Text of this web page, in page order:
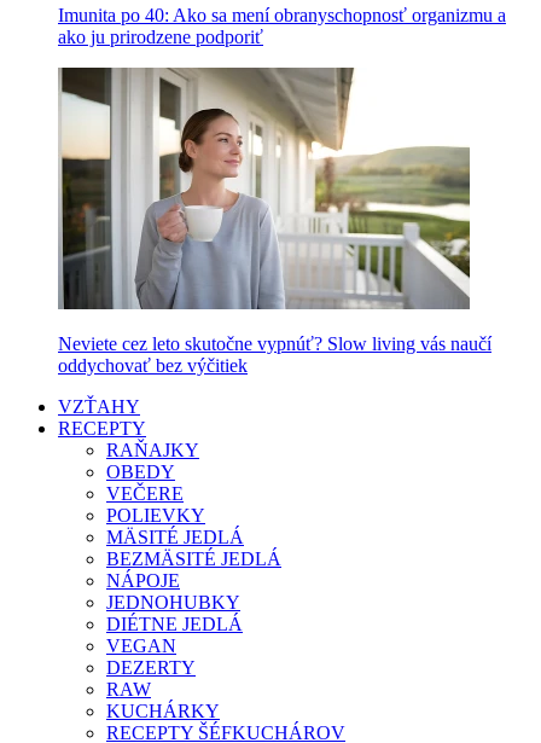
Imunita po 40: Ako sa mení obranyschopnosť organizmu a
ako ju prirodzene podporiť
Neviete cez leto skutočne vypnúť? Slow living vás naučí
oddychovať bez výčitiek
VZŤAHY
RECEPTY
RAŇAJKY
OBEDY
VEČERE
POLIEVKY
MÄSITÉ JEDLÁ
BEZMÄSITÉ JEDLÁ
NÁPOJE
JEDNOHUBKY
DIÉTNE JEDLÁ
VEGAN
DEZERTY
RAW
KUCHÁRKY
RECEPTY ŠÉFKUCHÁROV